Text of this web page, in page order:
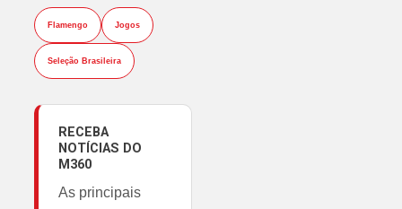
Flamengo Jogos
Seleção Brasileira
RECEBA
NOTÍCIAS DO
M360
As principais